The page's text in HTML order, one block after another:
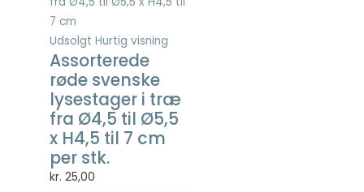
Udsolgt Hurtig visning
Assorterede
røde svenske
lysestager i træ
fra Ø4,5 til Ø5,5
x H4,5 til 7 cm
per stk.
kr. 25,00
rapportere
oplysninger
anonymt.
Oplevelse
For at vores
hjemmeside
skal fungere
så godt som
muligt under